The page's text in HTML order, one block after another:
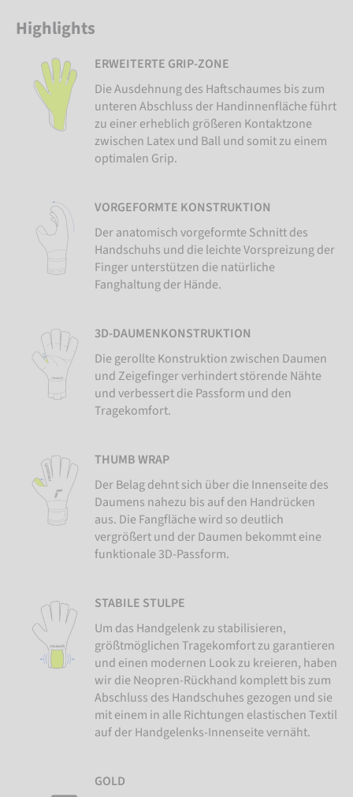
Highlights
ERWEITERTE GRIP-ZONE
Die Ausdehnung des Haftschaumes bis zum
unteren Abschluss der Handinnenfläche führt
zu einer erheblich größeren Kontaktzone
zwischen Latex und Ball und somit zu einem
optimalen Grip.
VORGEFORMTE KONSTRUKTION
Der anatomisch vorgeformte Schnitt des
Handschuhs und die leichte Vorspreizung der
Finger unterstützen die natürliche
Fanghaltung der Hände.
3D-DAUMENKONSTRUKTION
Die gerollte Konstruktion zwischen Daumen
und Zeigefinger verhindert störende Nähte
und verbessert die Passform und den
Tragekomfort.
THUMB WRAP
Der Belag dehnt sich über die Innenseite des
Daumens nahezu bis auf den Handrücken
aus. Die Fangfläche wird so deutlich
vergrößert und der Daumen bekommt eine
funktionale 3D-Passform.
STABILE STULPE
Um das Handgelenk zu stabilisieren,
größtmöglichen Tragekomfort zu garantieren
und einen modernen Look zu kreieren, haben
wir die Neopren-Rückhand komplett bis zum
Abschluss des Handschuhes gezogen und sie
mit einem in alle Richtungen elastischen Textil
auf der Handgelenks-Innenseite vernäht.
GOLD